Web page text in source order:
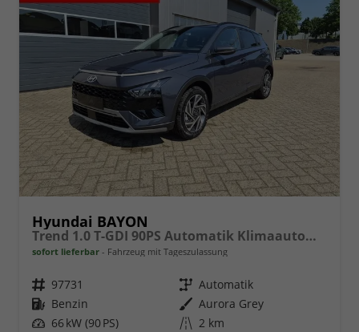
Hyundai BAYON
Trend 1.0 T-GDI 90PS Automatik Klimaautomatik Rückf.Kamera Parksensoren Sitzheizung Lenkradheizung Bluetooth Touchscreen Tempomat Apple CarPlay + Android Auto 16"LM
sofort lieferbar Fahrzeug mit Tageszulassung
Fahrzeugnr. 97731 Getriebe Automatik
Kraftstoff Benzin Außenfarbe Aurora Grey
Leistung 66 kW (90 PS) Kilometerstand 2 km